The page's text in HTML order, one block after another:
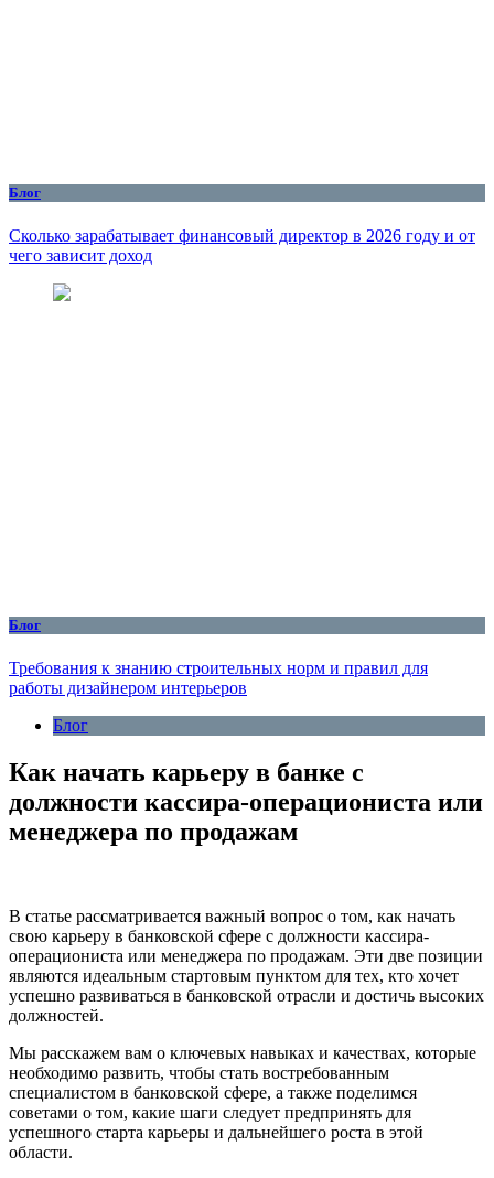
Блог
Сколько зарабатывает финансовый директор в 2026 году и от
чего зависит доход
Блог
Требования к знанию строительных норм и правил для
работы дизайнером интерьеров
Блог
Как начать карьеру в банке с
должности кассира-операциониста или
менеджера по продажам
В статье рассматривается важный вопрос о том, как начать
свою карьеру в банковской сфере с должности кассира-
операциониста или менеджера по продажам. Эти две позиции
являются идеальным стартовым пунктом для тех, кто хочет
успешно развиваться в банковской отрасли и достичь высоких
должностей.
Мы расскажем вам о ключевых навыках и качествах, которые
необходимо развить, чтобы стать востребованным
специалистом в банковской сфере, а также поделимся
советами о том, какие шаги следует предпринять для
успешного старта карьеры и дальнейшего роста в этой
области.